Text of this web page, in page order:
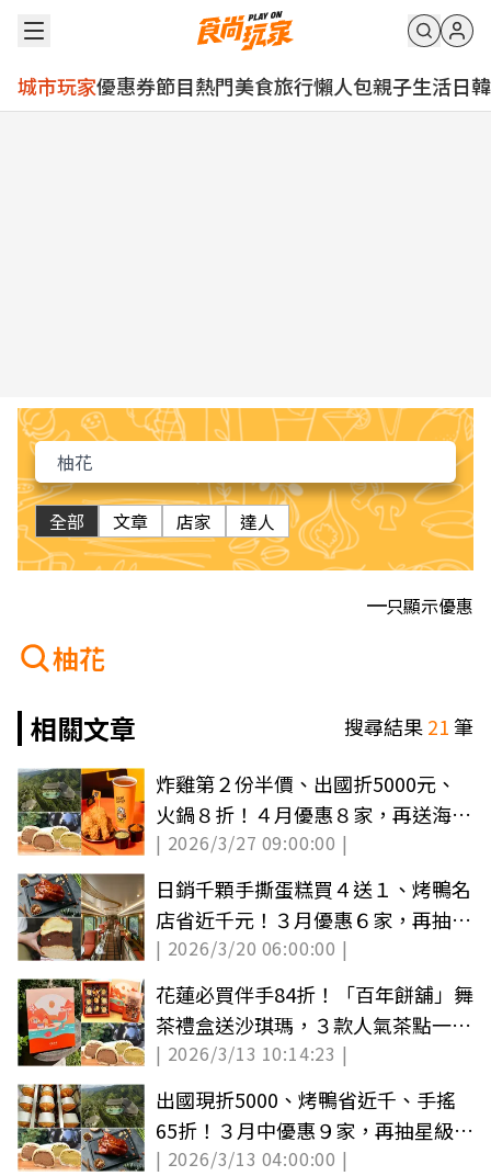
城市玩家優惠券節目熱門美食旅行懶人包親子生活日韓
全部 文章 店家 達人
只顯示優惠
柚花
相關文章
搜尋結果21筆
炸雞第２份半價、出國折5000元、
火鍋８折！４月優惠８家，再送海生
館門票（中獎公布）
| 2026/3/27 09:00:00 |
日銷千顆手撕蛋糕買４送１、烤鴨名
店省近千元！３月優惠６家，再抽
620元大披薩（中獎公布）
| 2026/3/20 06:00:00 |
花蓮必買伴手84折！「百年餅舖」舞
茶禮盒送沙琪瑪，３款人氣茶點一次
滿足
| 2026/3/13 10:14:23 |
出國現折5000、烤鴨省近千、手搖
65折！３月中優惠９家，再抽星級飯
店溫泉券
| 2026/3/13 04:00:00 |